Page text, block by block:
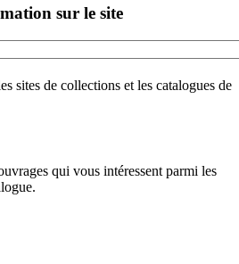
sur le site
sites de collections et les catalogues de
qui vous intéressent parmi les